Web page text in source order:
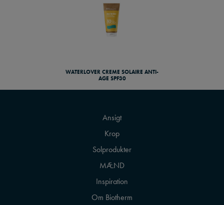
WATERLOVER CREME SOLAIRE ANTI-
AGE SPF30
Ansigt
Krop
Solprodukter
MÆND
Inspiration
Om Biotherm